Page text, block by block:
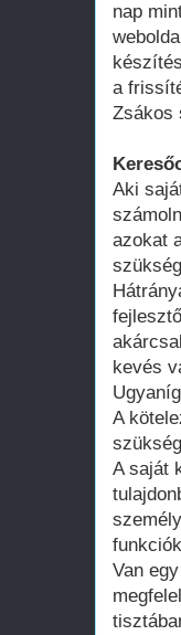
nap
a
Zsákos
Aki
azokat
kevés
A
A saját
Van